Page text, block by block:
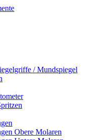
/ Mundspiegel
Obere Molaren